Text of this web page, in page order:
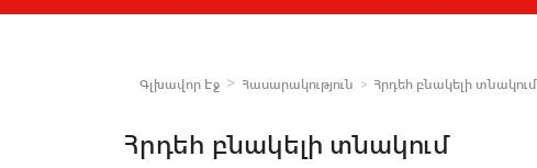
Գլխավոր Էջ Հասարակություն Հրդեհ բնակելի տնակում
Հրդեհ բնակելի տնակում